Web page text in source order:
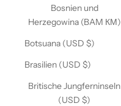
Bosnien und
Herzegowina (BAM КМ)
Botsuana (USD $)
Brasilien (USD $)
Britische Jungferninseln
(USD $)